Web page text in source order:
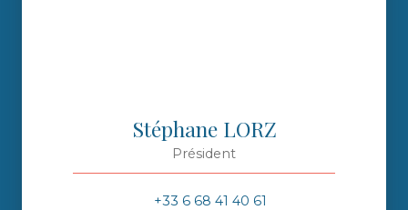
Stéphane LORZ
Président
+33 6 68 41 40 61